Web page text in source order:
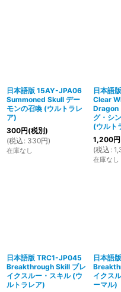
日本語版 15AY-JPA06
Summoned Skull デー
モンの召喚 (ウルトラレ
ア)
300円(税別)
(税込 : 330円)
在庫なし
日本語
Clear
Dragon
グ・シ
(ウルト
1,200円
(税込 :
在庫なし
日本語版 TRC1-JP045
Breakthrough Skill ブレ
イクスルー・スキル (ウ
ルトラレア)
日本語
イクス
ーマル)